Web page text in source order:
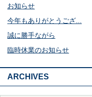
お知らせ
今年もありがとうござ...
誠に勝手ながら
臨時休業のお知らせ
ARCHIVES